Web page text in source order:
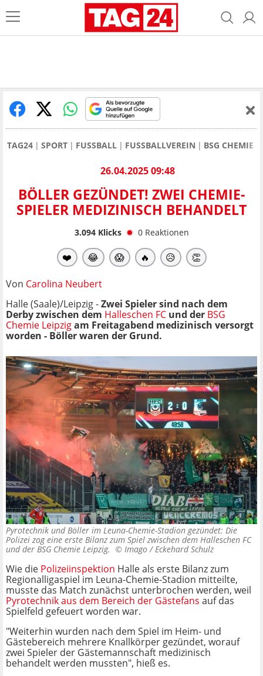
TAG24 SPORT FUSSBALL FUSSBALLVEREIN BSG CHEMIE
26.04.2025 09:48
BÖLLER GEZÜNDET! ZWEI CHEMIE-
SPIELER MEDIZINISCH BEHANDELT
3.094Klicks 0 Reaktionen
❤️ 😂 😱 🔥 😥 👏
Von Carolina Neubert
Halle (Saale)/Leipzig -Zwei Spieler sind nach dem
Derby zwischen dem Halleschen FC und der BSG
Chemie Leipzigam Freitagabend medizinisch versorgt
worden - Böller waren der Grund.
Pyrotechnik und Böller im Leuna-Chemie-Stadion gezündet: Die
Polizei zog eine erste Bilanz zum Spiel zwischen dem Halleschen FC
und der BSG Chemie Leipzig. © Imago / Eckehard Schulz
Wie die Polizeiinspektion Halle als erste Bilanz zum
Regionalligaspiel im Leuna-Chemie-Stadion mitteilte,
musste das Match zunächst unterbrochen werden, weil
Pyrotechnik aus dem Bereich der Gästefans auf das
Spielfeld gefeuert worden war.
"Weiterhin wurden nach dem Spiel im Heim- und
Gästebereich mehrere Knallkörper gezündet, worauf
zwei Spieler der Gästemannschaft medizinisch
behandelt werden mussten", hieß es.